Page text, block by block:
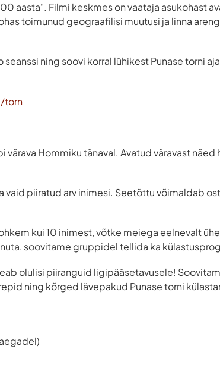
aasta". Filmi keskmes on vaataja asukohast
toimunud geograafilisi muutusi ja linna
ning soovi korral lühikest Punase torni
torn
värava Hommiku tänaval. Avatud väravast
vaid piiratud arv inimesi. Seetõttu võimaldab
kui 10 inimest, võtke meiega eelnevalt
soovitame gruppidel tellida ka
olulisi piiranguid ligipääsetavusele!
ning kõrged lävepakud Punase torni